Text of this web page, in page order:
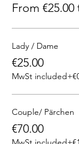
From €25.00
Lady / Dame
€25.00
MwSt included
Couple/ Pärchen
€70.00